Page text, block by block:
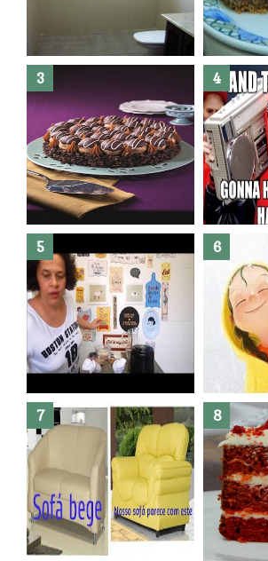
Banheiro novo por menos de
R$300,00 ?? E sem quebra
quebra ??( Editado)
Posso
Dez bolos pra fazer antes de
morrer !
Haters,